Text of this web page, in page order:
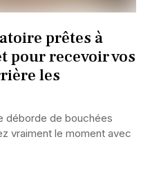
prêtes à
pour recevoir vos
les
déborde de bouchées
vraiment le moment avec